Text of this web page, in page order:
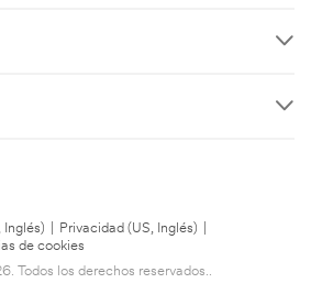
Inglés) Privacidad (US, Inglés)
de cookies
Todos los derechos reservados..